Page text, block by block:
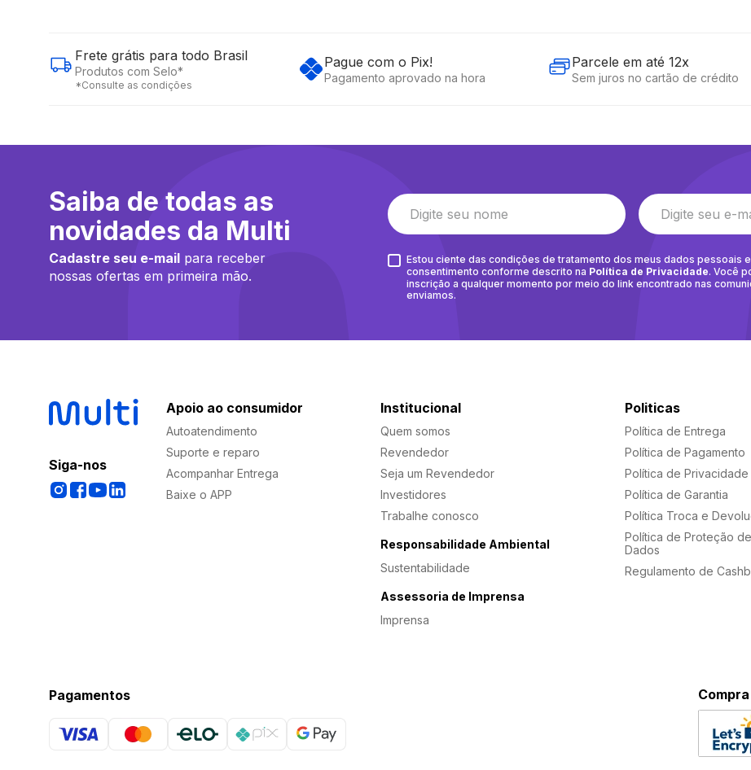
Frete grátis para todo Brasil
Produtos com Selo*
*Consulte as condições
Pague com o Pix!
Pagamento aprovado na hora
Parcele em até 12x
Sem juros no cartão de crédito
Saiba de todas as
novidades da Multi
Cadastre seu e-mail para receber
nossas ofertas em primeira mão.
Estou ciente das condições de tratamento dos meus dados pessoais
consentimento conforme descrito na Política de Privacidade. Você
inscrição a qualquer momento por meio do link encontrado nas
enviamos.
Siga-nos
Apoio ao consumidor
Autoatendimento
Suporte e reparo
Acompanhar Entrega
Baixe o APP
Institucional
Quem somos
Revendedor
Seja um Revendedor
Investidores
Trabalhe conosco
Responsabilidade Ambiental
Sustentabilidade
Assessoria de Imprensa
Imprensa
Politicas
Política de Entrega
Política de Pagamento
Política de Privacidade
Política de Garantia
Política Troca e
Política de Proteção de
Dados
Regulamento de
Pagamentos